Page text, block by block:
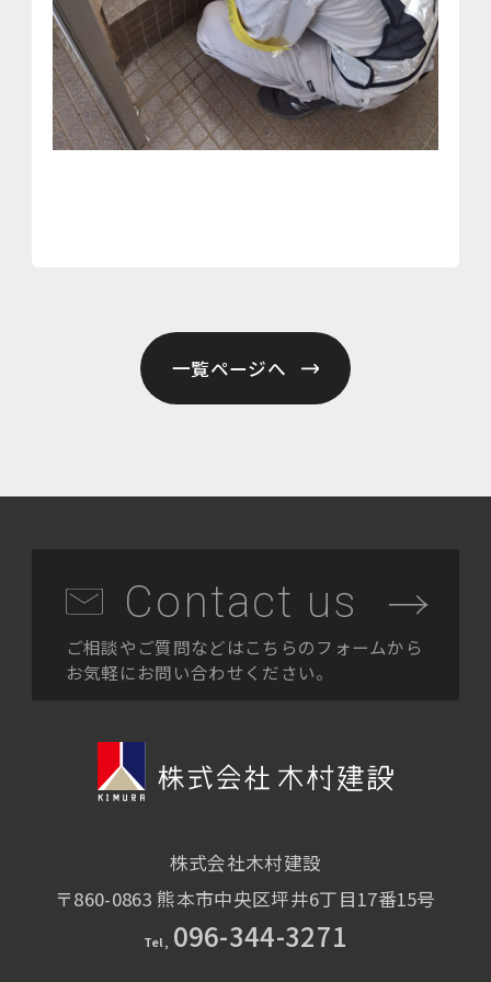
一覧ページへ
Contact us
ご相談やご質問などはこちらのフォームから
お気軽にお問い合わせください。
株式会社木村建設
〒860-0863熊本市中央区坪井6丁目17番15号
Tel, 096-344-3271